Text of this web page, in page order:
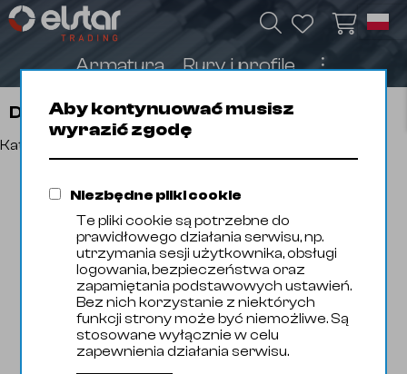
Armatura Rury i profile ︙
Domyślna
Katalog produktów
Aby kontynuować musisz
wyrazić zgodę
Niezbędne pliki cookie
Te pliki cookie są potrzebne do
prawidłowego działania serwisu, np.
utrzymania sesji użytkownika, obsługi
logowania, bezpieczeństwa oraz
zapamiętania podstawowych ustawień.
Bez nich korzystanie z niektórych
funkcji strony może być niemożliwe. Są
stosowane wyłącznie w celu
zapewnienia działania serwisu.